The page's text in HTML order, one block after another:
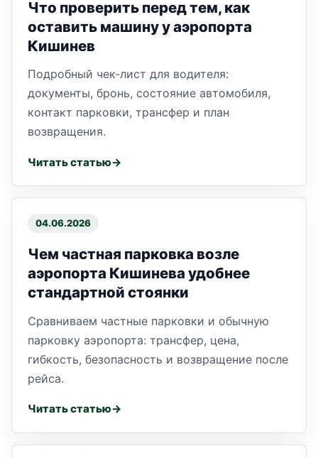
Что проверить перед тем, как
оставить машину у аэропорта
Кишинев
Подробный чек-лист для водителя:
документы, бронь, состояние автомобиля,
контакт парковки, трансфер и план
возвращения.
Читать статью
04.06.2026
Чем частная парковка возле
аэропорта Кишинева удобнее
стандартной стоянки
Сравниваем частные парковки и обычную
парковку аэропорта: трансфер, цена,
гибкость, безопасность и возвращение после
рейса.
Читать статью